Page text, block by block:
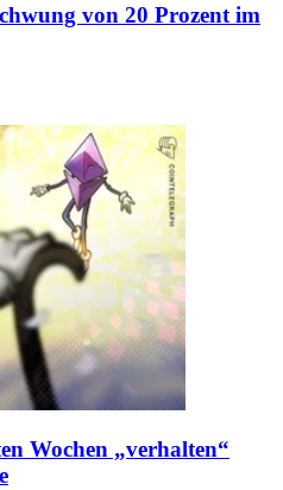
von 20 Prozent im
Wochen „verhalten“